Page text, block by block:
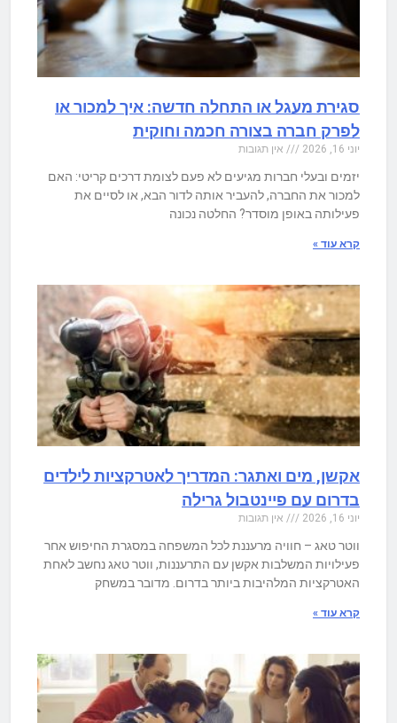
סגירת מעגל או התחלה חדשה: איך למכור או
לפרק חברה בצורה חכמה וחוקית
יוני 16, 2026 אין תגובות
יזמים ובעלי חברות מגיעים לא פעם לצומת דרכים קריטי: האם
למכור את החברה, להעביר אותה לדור הבא, או לסיים את
פעילותה באופן מוסדר? החלטה נכונה
קרא עוד »
אקשן, מים ואתגר: המדריך לאטרקציות לילדים
בדרום עם פיינטבול גרילה
יוני 16, 2026 אין תגובות
ווטר טאג – חוויה מרעננת לכל המשפחה במסגרת החיפוש אחר
פעילויות המשלבות אקשן עם התרעננות, ווטר טאג נחשב לאחת
האטרקציות המלהיבות ביותר בדרום. מדובר במשחק
קרא עוד »